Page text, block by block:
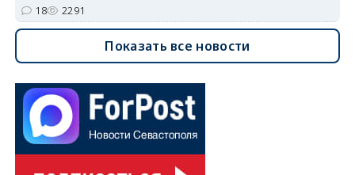
18 2291
Показать все новости